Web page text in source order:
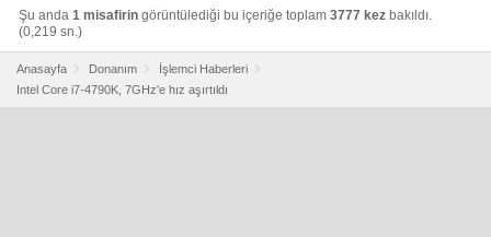
Şu anda 1 misafirin görüntülediği bu içeriğe toplam 3777 kez bakıldı.
(0,219 sn.)
Anasayfa Donanım
İşlemci Haberleri
Intel Core i7-4790K, 7GHz'e hız aşırtıldı